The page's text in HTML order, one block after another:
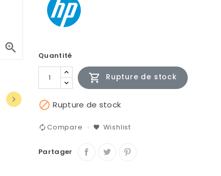


Quantité
 Rupture de stock
 Rupture de stock
Compare Wishlist
Partager